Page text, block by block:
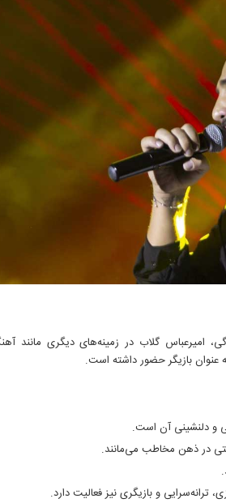
امیرعباس گلاب در زمینه‌های دیگری مانند
عنوان بازیگر حضور داشته است.
و دلنشینی آن است.
در ذهن مخاطب می‌مانند.
ترانه‌سرایی و بازیگری نیز فعالیت دارد.